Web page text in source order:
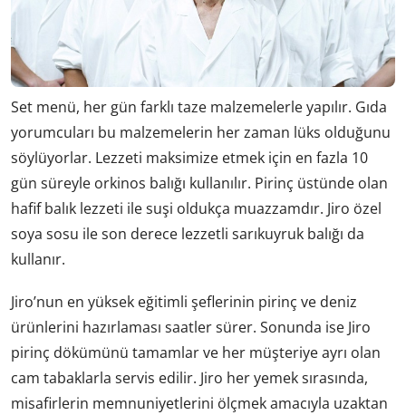
Set menü, her gün farklı taze malzemelerle yapılır. Gıda
yorumcuları bu malzemelerin her zaman lüks olduğunu
söylüyorlar. Lezzeti maksimize etmek için en fazla 10
gün süreyle orkinos balığı kullanılır. Pirinç üstünde olan
hafif balık lezzeti ile suşi oldukça muazzamdır. Jiro özel
soya sosu ile son derece lezzetli sarıkuyruk balığı da
kullanır.
Jiro’nun en yüksek eğitimli şeflerinin pirinç ve deniz
ürünlerini hazırlaması saatler sürer. Sonunda ise Jiro
pirinç dökümünü tamamlar ve her müşteriye ayrı olan
cam tabaklarla servis edilir. Jiro her yemek sırasında,
misafirlerin memnuniyetlerini ölçmek amacıyla uzaktan